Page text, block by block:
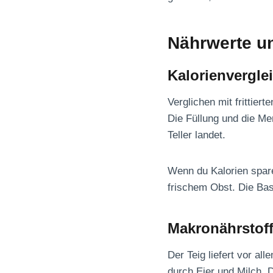
Nährwerte
Verglichen mit
Die Füllung und die
Teller landet.
Wenn du Kalorien
frischem Obst. Die
Der Teig liefert vor